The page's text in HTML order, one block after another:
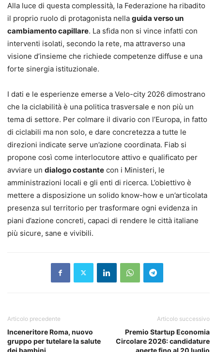
Alla luce di questa complessità, la Federazione ha ribadito
il proprio ruolo di protagonista nella guida verso un
cambiamento capillare. La sfida non si vince infatti con
interventi isolati, secondo la rete, ma attraverso una
visione d’insieme che richiede competenze diffuse e una
forte sinergia istituzionale.
I dati e le esperienze emerse a Velo-city 2026 dimostrano
che la ciclabilità è una politica trasversale e non più un
tema di settore. Per colmare il divario con l’Europa, in fatto
di ciclabili ma non solo, e dare concretezza a tutte le
direzioni indicate serve un’azione coordinata. Fiab si
propone così come interlocutore attivo e qualificato per
avviare un dialogo costante con i Ministeri, le
amministrazioni locali e gli enti di ricerca. L’obiettivo è
mettere a disposizione un solido know-how e un’articolata
presenza sul territorio per trasformare ogni evidenza in
piani d’azione concreti, capaci di rendere le città italiane
più sicure, sane e vivibili.
Articolo precedente
Inceneritore Roma, nuovo
gruppo per tutelare la salute
dei bambini
Articolo successivo
Premio Startup Economia
Circolare 2026: candidature
aperte fino al 20 luglio